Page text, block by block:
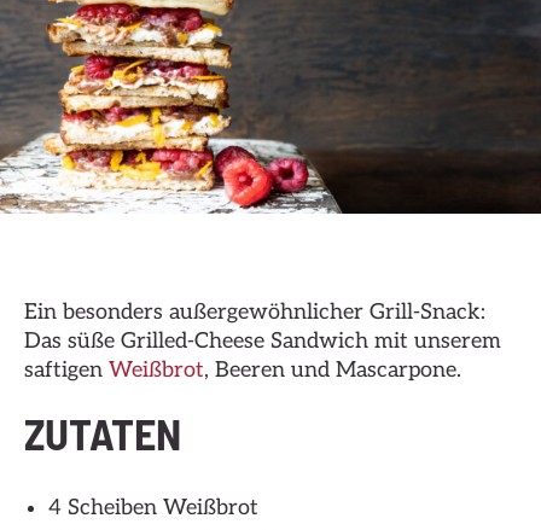
Ein besonders außergewöhnlicher Grill-Snack:
Das süße Grilled-Cheese Sandwich mit unserem
saftigen Weißbrot, Beeren und Mascarpone.
ZUTATEN
4 Scheiben Weißbrot